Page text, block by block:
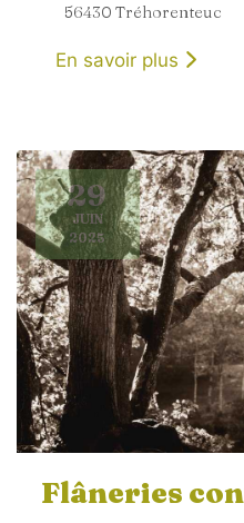
56430 Tréhorenteuc
En savoir plus
29
JUIN
2025
Flâneries